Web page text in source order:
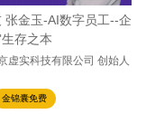
张金玉-AI数字员工--企
存之本
虚实科技有限公司 创始人
金锦囊免费